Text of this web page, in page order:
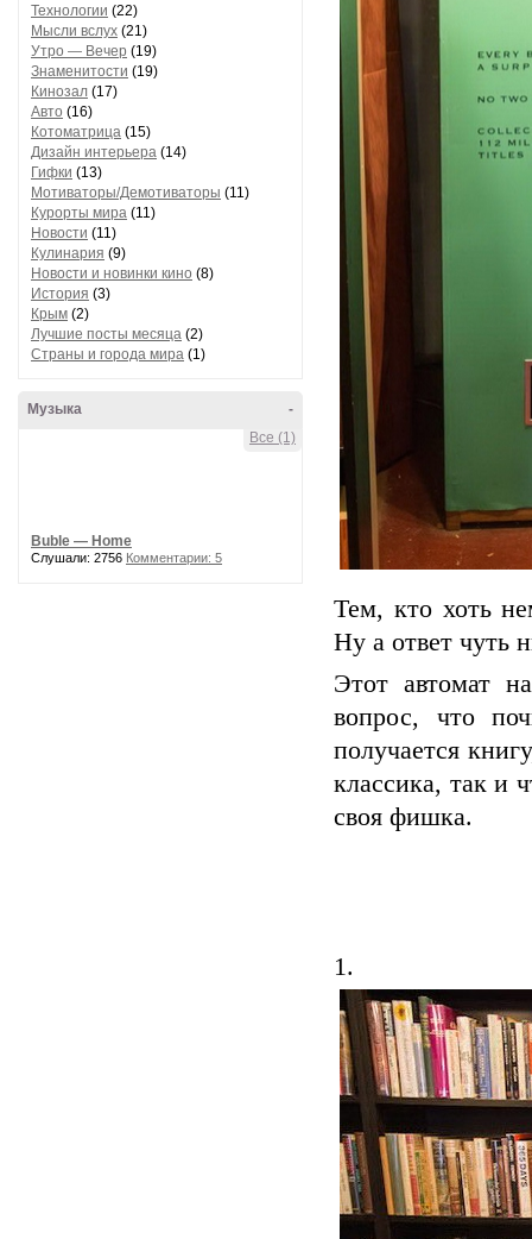
Технологии (22)
Мысли вслух (21)
Утро — Вечер (19)
Знаменитости (19)
Кинозал (17)
Авто (16)
Котоматрица (15)
Дизайн интерьера (14)
Гифки (13)
Мотиваторы/Демотиваторы (11)
Курорты мира (11)
Новости (11)
Кулинария (9)
Новости и новинки кино (8)
История (3)
Крым (2)
Лучшие посты месяца (2)
Страны и города мира (1)
-
Музыка
Все (1)
Buble — Home
Слушали: 2756 Комментарии: 5
Тем, кто хоть
Ну а ответ чуть
Этот автомат
вопрос, что
получается
классика, так и
своя фишка.
1.